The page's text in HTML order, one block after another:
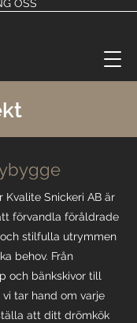
OSS
Snickeri AB är
förvandla föråldrade
stilfulla utrymmen
behov. Från
och bänkskivor till
tar hand om varje
att ditt drömkök